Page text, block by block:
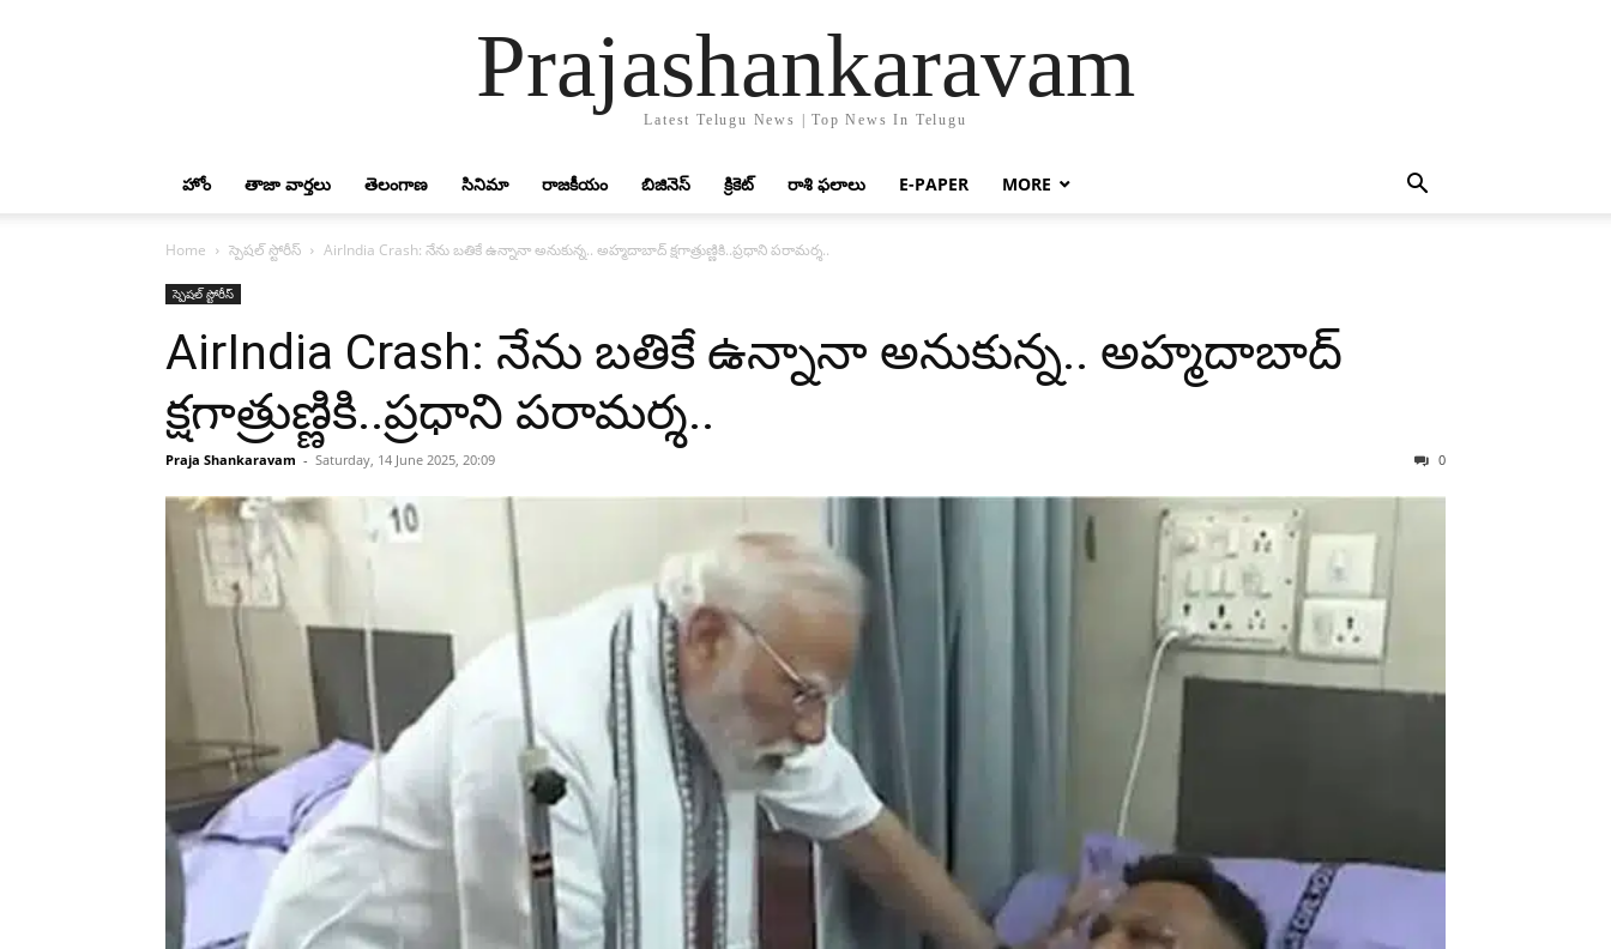
Prajashankaravam
Latest Telugu News | Top News In Telugu
హోం తాజా వార్తలు తెలంగాణ సినిమా రాజకీయం బిజినెస్ క్రికెట్‌ రాశి ఫలాలు E-PAPER MORE
Home స్పెషల్ స్టోరీస్ AirIndia Crash: నేను బతికే ఉన్నానా అనుకున్న.. అహ్మదాబాద్ క్షగాత్రుణ్ణికి..ప్రధాని పరామర్శ..
స్పెషల్ స్టోరీస్
AirIndia Crash: నేను బతికే ఉన్నానా అనుకున్న.. అహ్మదాబాద్
క్షగాత్రుణ్ణికి..ప్రధాని పరామర్శ..
Praja Shankaravam - Saturday, 14 June 2025, 20:09 0